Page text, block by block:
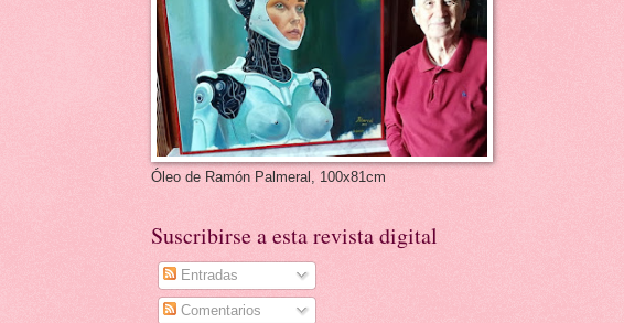
Óleo de Ramón Palmeral, 100x81cm
Suscribirse a esta revista digital
Entradas
Comentarios